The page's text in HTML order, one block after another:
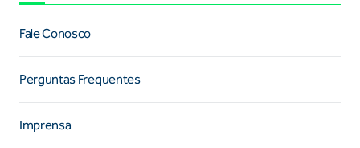
Fale Conosco
Perguntas Frequentes
Imprensa